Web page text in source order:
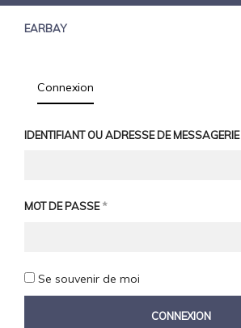
Connexion
IDENTIFIANT OU ADRESSE DE MESSAGERIE
MOT DE PASSE*
Se souvenir de moi
CONNEXION
EARBAY